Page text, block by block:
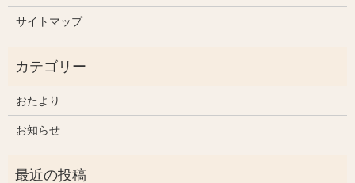
サイトマップ
おたより
お知らせ